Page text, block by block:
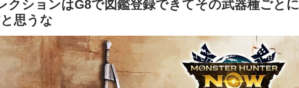
クションはG8で図鑑登録できてその武器種ごとに
思うな